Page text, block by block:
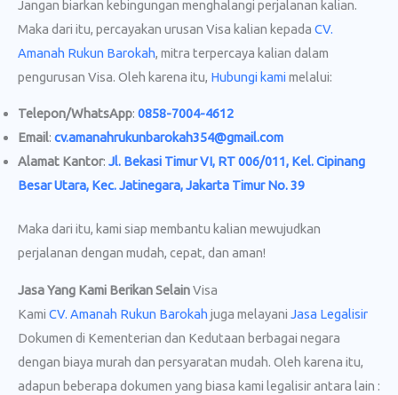
Jangan biarkan kebingungan menghalangi perjalanan kalian.
Maka dari itu, percayakan urusan Visa kalian kepada CV.
Amanah Rukun Barokah, mitra terpercaya kalian dalam
pengurusan Visa. Oleh karena itu, Hubungi kamimelalui:
Telepon/WhatsApp: 0858-7004-4612
Email: cv.amanahrukunbarokah354@gmail.com
Alamat Kantor: Jl. Bekasi Timur VI, RT 006/011, Kel. Cipinang
Besar Utara, Kec. Jatinegara, Jakarta Timur No. 39
Maka dari itu, kami siap membantu kalian mewujudkan
perjalanan dengan mudah, cepat, dan aman!
Jasa Yang Kami Berikan SelainVisa
Kami CV. Amanah Rukun Barokah juga melayani Jasa Legalisir
Dokumen di Kementerian dan Kedutaan berbagai negara
dengan biaya murah dan persyaratan mudah. Oleh karena itu,
adapun beberapa dokumen yang biasa kami legalisir antara lain :